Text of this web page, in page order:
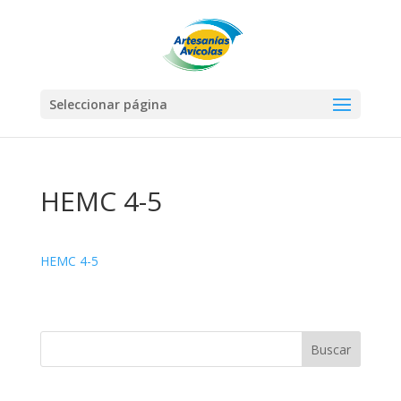
Seleccionar página
HEMC 4-5
HEMC 4-5